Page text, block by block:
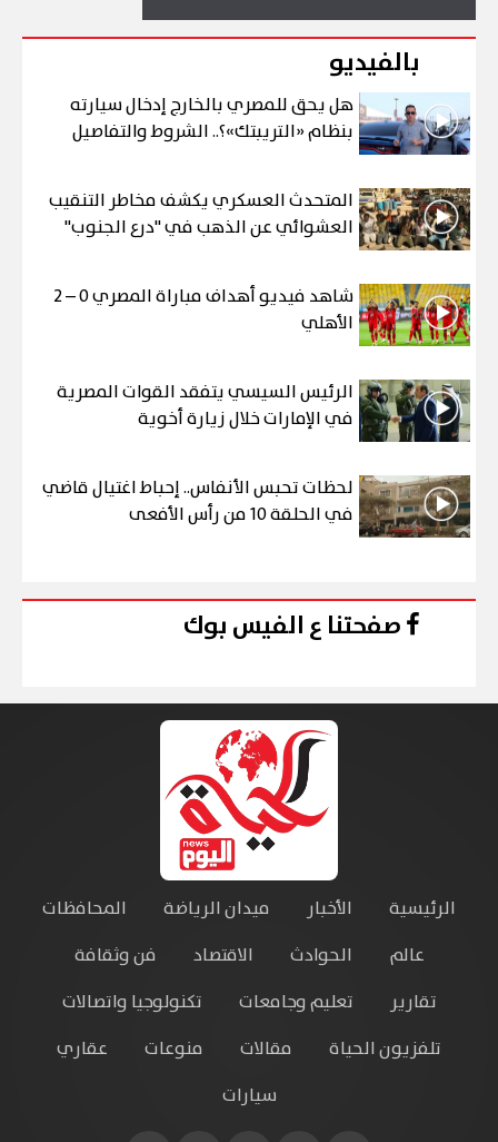
بالفيديو
هل يحق للمصري بالخارج إدخال سيارته
بنظام «التريبتك»؟.. الشروط والتفاصيل
المتحدث العسكري يكشف مخاطر التنقيب
العشوائي عن الذهب في "درع الجنوب"
شاهد فيديو أهداف مباراة المصري 0 – 2
الأهلي
الرئيس السيسي يتفقد القوات المصرية
في الإمارات خلال زيارة أخوية
لحظات تحبس الأنفاس.. إحباط اغتيال قاضي
في الحلقة 10 من رأس الأفعى
صفحتنا ع الفيس بوك
الرئيسية الأخبار ميدان الرياضة
المحافظات
عالم
الحوادث الاقتصاد
فن وثقافة
تقارير
تعليم وجامعات
تكنولوجيا واتصالات
تلفزيون الحياة
مقالات منوعات
عقاري
سيارات